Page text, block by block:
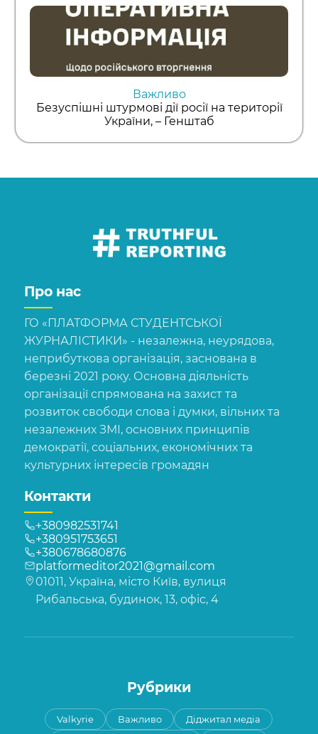
Важливо
Безуспішні штурмові дії росії на території
України, – Генштаб
Про нас
ГО «ПЛАТФОРМА СТУДЕНТСЬКОЇ
ЖУРНАЛІСТИКИ» - незалежна, неурядова,
неприбуткова організація, заснована в
березні 2021 року. Основна діяльність
організації спрямована на захист та
розвиток свободи слова і думки, вільних та
незалежних ЗМІ, основних принципів
демократії, соціальних, економічних та
культурних інтересів громадян
Контакти
+380982531741
+380951753651
+380678680876
platformeditor2021@gmail.com
01011, Україна, місто Київ, вулиця
Рибальська, будинок, 13, офіс, 4
Рубрики
Valkyrie Важливо Діджитал медіа